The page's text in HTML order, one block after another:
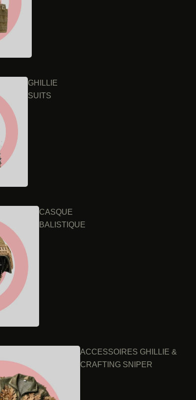
GHILLIE
SUITS
CASQUE
BALISTIQUE
ACCESSOIRES GHILLIE &
CRAFTING SNIPER